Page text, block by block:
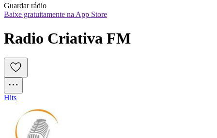
Guardar rádio
Baixe gratuitamente na App Store
Radio Criativa FM
Hits